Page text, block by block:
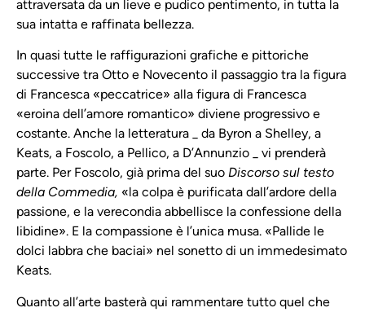
attraversata da un lieve e pudico pentimento, in tutta la
sua intatta e raffinata bellezza.
In quasi tutte le raffigurazioni grafiche e pittoriche
successive tra Otto e Novecento il passaggio tra la figura
di Francesca «peccatrice» alla figura di Francesca
«eroina dell’amore romantico» diviene progressivo e
costante. Anche la letteratura _ da Byron a Shelley, a
Keats, a Foscolo, a Pellico, a D’Annunzio _ vi prenderà
parte. Per Foscolo, già prima del suo Discorso sul testo
della Commedia, «la colpa è purificata dall’ardore della
passione, e la verecondia abbellisce la confessione della
libidine». E la compassione è l’unica musa. «Pallide le
dolci labbra che baciai» nel sonetto di un immedesimato
Keats.
Quanto all’arte basterà qui rammentare tutto quel che